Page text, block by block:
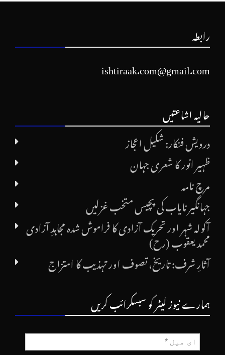
رابطہ
ishtiraak.com@gmail.com
حالیہ اشاعتیں
درویش فنکار: شکیل اعجاز
ظہیر انور کا شعری جہان
مرچ نامہ
جہانگیر نایاب کی پچیس متخب غزلیں
آکولہ شہر اور تحریک آزادی کا فراموش شدہ مجاہدِ آزادی
محمد یعقوب (رح)
آثارِ شرف: تاریخ، تصوف اور تہذیب کا امتزاج
ہمارے نیوز لیٹر کو سبسکرائب کریں